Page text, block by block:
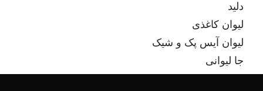
دلید
لیوان کاغذی
لیوان آیس پک و شیک
جا لیوانی